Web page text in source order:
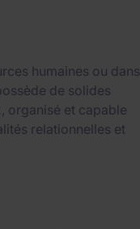
humaines ou dans
de solides
organisé et capable
relationnelles et